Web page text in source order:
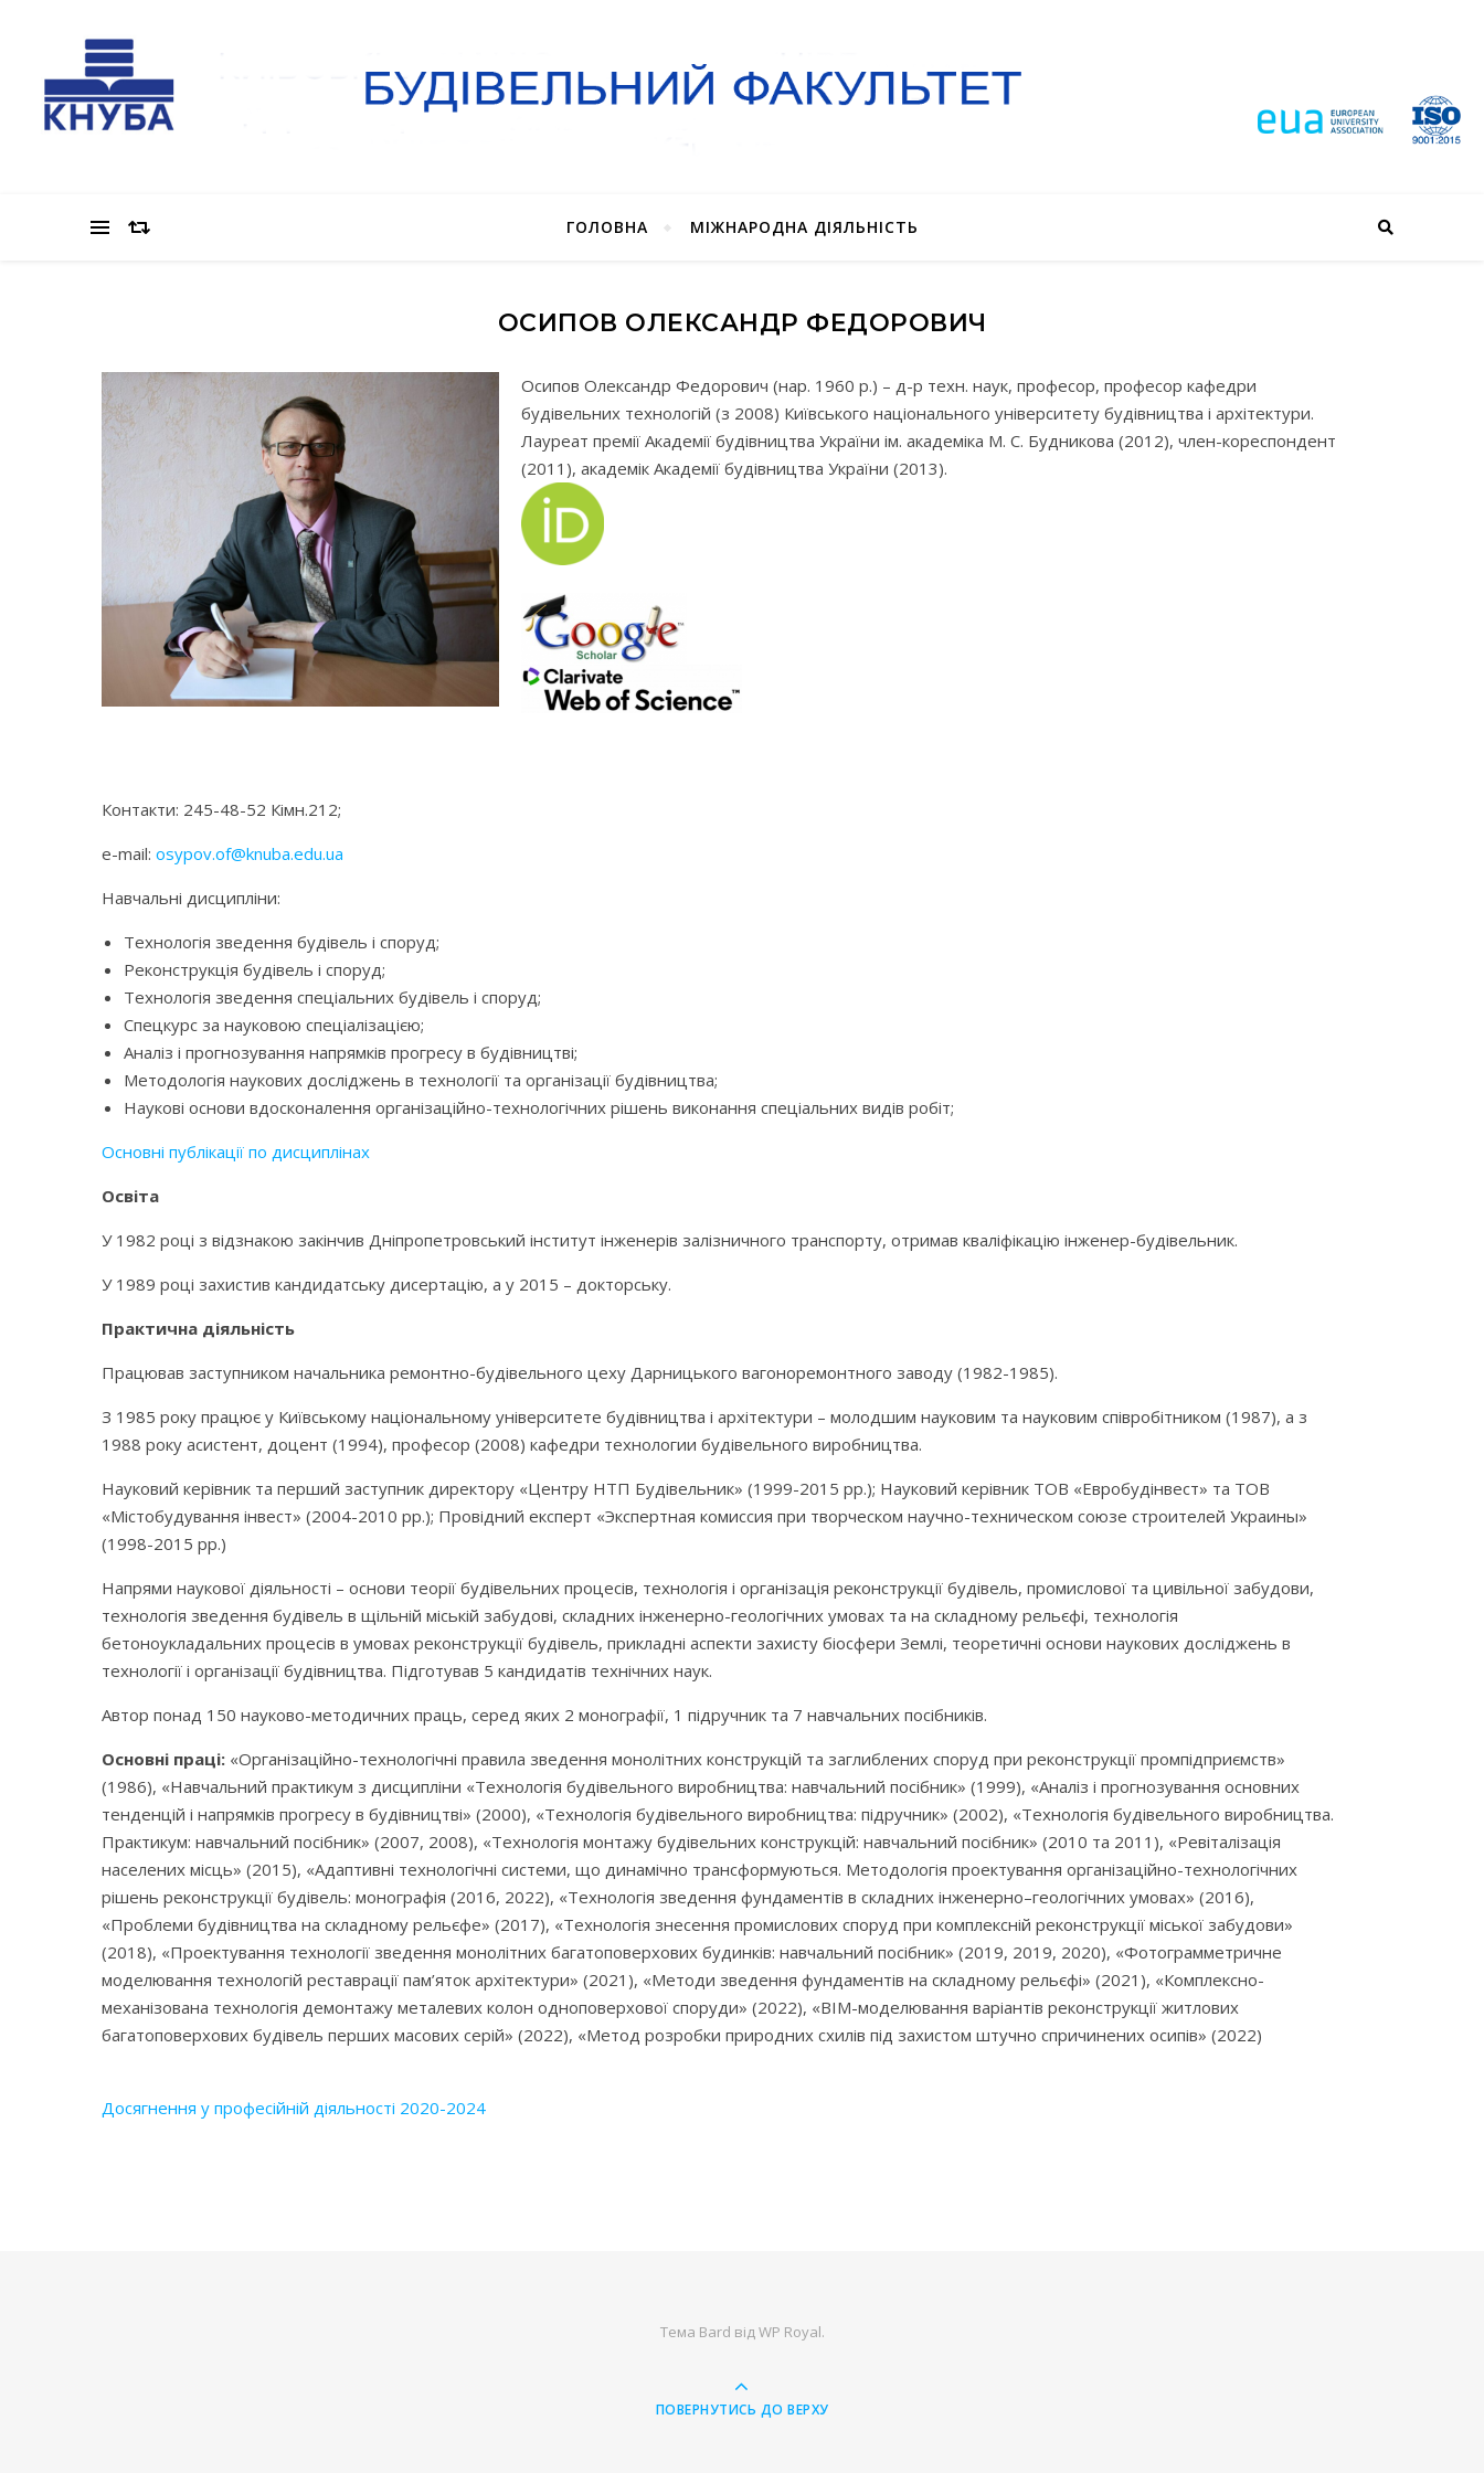
ГОЛОВНА МІЖНАРОДНА ДІЯЛЬНІСТЬ
ОСИПОВ ОЛЕКСАНДР ФЕДОРОВИЧ
Осипов Олександр Федорович (нар. 1960 р.) – д-р техн. наук, професор, професор кафедри
будівельних технологій (з 2008) Київського національного університету будівництва і архітектури.
Лауреат премії Академії будівництва України ім. академіка М. С. Будникова (2012), член-кореспондент
(2011), академік Академії будівництва України (2013).
Контакти: 245-48-52 Кімн.212;
e-mail: osypov.of@knuba.edu.ua
Навчальні дисципліни:
Технологія зведення будівель і споруд;
Реконструкція будівель і споруд;
Технологія зведення спеціальних будівель і споруд;
Спецкурс за науковою спеціалізацією;
Аналіз і прогнозування напрямків прогресу в будівництві;
Методологія наукових досліджень в технології та організації будівництва;
Наукові основи вдосконалення організаційно-технологічних рішень виконання спеціальних видів робіт;
Основні публікації по дисциплінах
Освіта
У 1982 році з відзнакою закінчив Дніпропетровський інститут інженерів залізничного транспорту, отримав кваліфікацію інженер-будівельник.
У 1989 році захистив кандидатську дисертацію, а у 2015 – докторську.
Практична діяльність
Працював заступником начальника ремонтно-будівельного цеху Дарницького вагоноремонтного заводу (1982-1985).
З 1985 року працює у Київському національному університете будівництва і архітектури – молодшим науковим та науковим співробітником (1987), а з
1988 року асистент, доцент (1994), професор (2008) кафедри технологии будівельного виробництва.
Науковий керівник та перший заступник директору «Центру НТП Будівельник» (1999-2015 рр.); Науковий керівник ТОВ «Евробудінвест» та ТОВ
«Містобудування інвест» (2004-2010 рр.); Провідний експерт «Экспертная комиссия при творческом научно-техническом союзе строителей Украины»
(1998-2015 рр.)
Напрями наукової діяльності – основи теорії будівельних процесів, технологія і організація реконструкції будівель, промислової та цивільної забудови,
технологія зведення будівель в щільній міській забудові, складних інженерно-геологічних умовах та на складному рельєфі, технологія
бетоноукладальних процесів в умовах реконструкції будівель, прикладні аспекти захисту біосфери Землі, теоретичні основи наукових досліджень в
технології і організації будівництва. Підготував 5 кандидатів технічних наук.
Автор понад 150 науково-методичних праць, серед яких 2 монографії, 1 підручник та 7 навчальних посібників.
Основні праці: «Організаційно-технологічні правила зведення монолітних конструкцій та заглиблених споруд при реконструкції промпідприємств»
(1986), «Навчальний практикум з дисципліни «Технологія будівельного виробництва: навчальний посібник» (1999), «Аналіз і прогнозування основних
тенденцій і напрямків прогресу в будівництві» (2000), «Технологія будівельного виробництва: підручник» (2002), «Технологія будівельного виробництва.
Практикум: навчальний посібник» (2007, 2008), «Технологія монтажу будівельних конструкцій: навчальний посібник» (2010 та 2011), «Ревіталізація
населених місць» (2015), «Адаптивні технологічні системи, що динамічно трансформуються. Методологія проектування організаційно-технологічних
рішень реконструкції будівель: монографія (2016, 2022), «Технологія зведення фундаментів в складних інженерно–геологічних умовах» (2016),
«Проблеми будівництва на складному рельєфе» (2017), «Технологія знесення промислових споруд при комплексній реконструкції міської забудови»
(2018), «Проектування технології зведення монолітних багатоповерхових будинків: навчальний посібник» (2019, 2019, 2020), «Фотограмметричне
моделювання технологій реставрації пам’яток архітектури» (2021), «Методи зведення фундаментів на складному рельєфі» (2021), «Комплексно-
механізована технологія демонтажу металевих колон одноповерхової споруди» (2022), «ВІМ-моделювання варіантів реконструкції житлових
багатоповерхових будівель перших масових серій» (2022), «Метод розробки природних схилів під захистом штучно спричинених осипів» (2022)
Досягнення у професійній діяльності 2020-2024
Тема Bard відWP Royal.
ПОВЕРНУТИСЬ ДО ВЕРХУ